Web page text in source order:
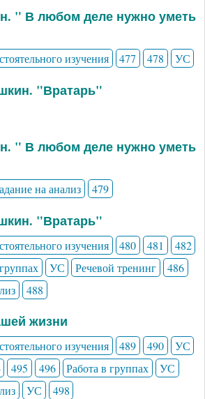
" В любом деле нужно уметь
изучения 477 478 УС
"Вратарь"
" В любом деле нужно уметь
на анализ 479
"Вратарь"
изучения 480 481
482
УС Речевой тренинг
486
488
жизни
изучения 489 490
УС
495 496 Работа в группах
УС
УС 498